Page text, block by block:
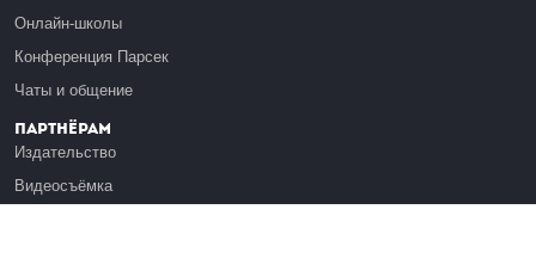
Онлайн-школы
Конференция Парсек
Чаты и общение
Партнёрам
Издательство
Видеосъёмка